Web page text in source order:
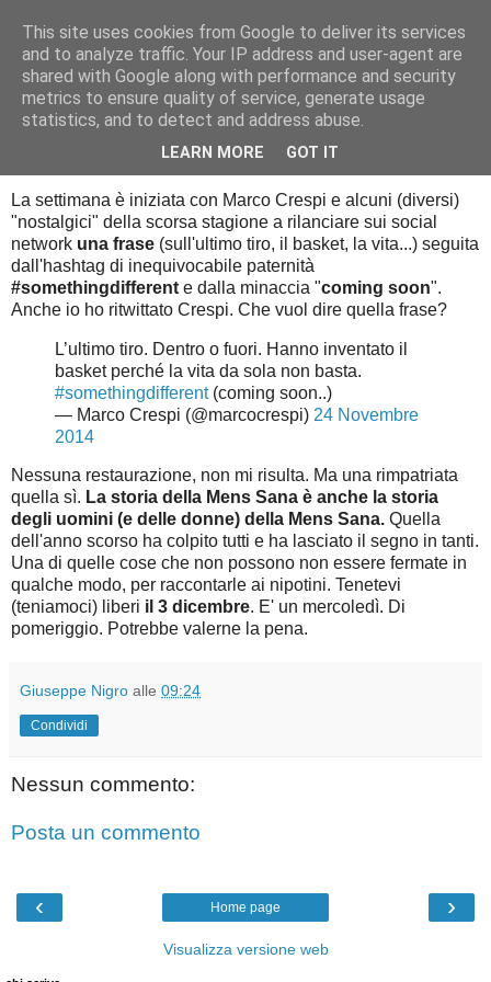
Palla al cerchio
martedì 25 novembre 2014
Segnare sul calendario
La settimana è iniziata con Marco Crespi e alcuni (diversi)
"nostalgici" della scorsa stagione a rilanciare sui social
network una frase (sull'ultimo tiro, il basket, la vita...) seguita
dall'hashtag di inequivocabile paternità
#somethingdifferent e dalla minaccia "coming soon".
Anche io ho ritwittato Crespi. Che vuol dire quella frase?
L’ultimo tiro. Dentro o fuori. Hanno inventato il
basket perché la vita da sola non basta.
#somethingdifferent(coming soon..)
— Marco Crespi (@marcocrespi) 24 Novembre
2014
Nessuna restaurazione, non mi risulta. Ma una rimpatriata
quella sì. La storia della Mens Sana è anche la storia
degli uomini (e delle donne) della Mens Sana. Quella
dell'anno scorso ha colpito tutti e ha lasciato il segno in tanti.
Una di quelle cose che non possono non essere fermate in
qualche modo, per raccontarle ai nipotini. Tenetevi
(teniamoci) liberi il 3 dicembre. E' un mercoledì. Di
pomeriggio. Potrebbe valerne la pena.
Giuseppe Nigro alle 09:24
Condividi
Nessun commento:
Posta un commento
‹ ›
Home page
Visualizza versione web
This site uses cookies from Google to deliver its services
and to analyze traffic. Your IP address and user-agent are
shared with Google along with performance and security
metrics to ensure quality of service, generate usage
statistics, and to detect and address abuse.
LEARN MORE GOT IT